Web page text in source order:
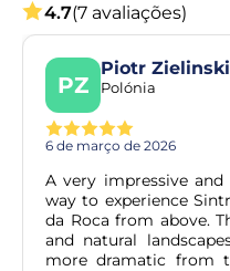
4.7(7 avaliações)
PZ
Piotr Zielinski
Polónia
6 de março de 2026
A very impressive and
way to experience
da Roca from above.
and natural
more dramatic from